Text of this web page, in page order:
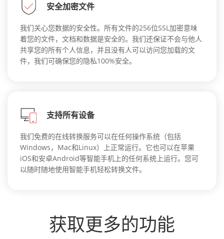
安全加密文件
我们关心您数据的安全性。所有文件的256位SSL加密意味
着您的文件，文档和数据是安全的。我们还保证不会与他人
共享您的所有个人信息，并且没有人可以访问您加载的文
件，我们可确保您的隐私100%安全。
支持所有设备
我们免费的在线转换服务可以在任何操作系统（包括
Windows，Mac和Linux）上正常运行。它也可以在苹果
iOS和安卓Android等智能手机上的任何系统上运行。您可
以随时随地使用智能手机轻松转换文件。
获取更多的功能